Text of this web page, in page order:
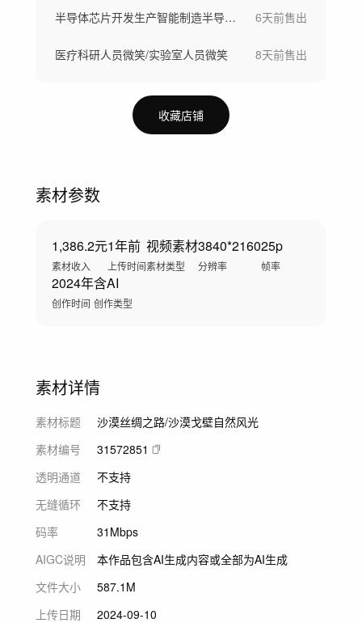
半导体芯片开发生产智能制造半导体晶圆制造 6天前售出
医疗科研人员微笑/实验室人员微笑 8天前售出
收藏店铺
素材参数
1,386.2元
素材收入
1年前
上传时间
视频素材
素材类型
3840*2160
分辨率
25p
帧率
2024年
创作时间
含AI
创作类型
素材详情
素材标题
沙漠丝绸之路/沙漠戈壁自然风光
素材编号
31572851
透明通道
不支持
无缝循环
不支持
码率
31Mbps
AIGC说明
本作品包含AI生成内容或全部为AI生成
文件大小
587.1M
上传日期
2024-09-10